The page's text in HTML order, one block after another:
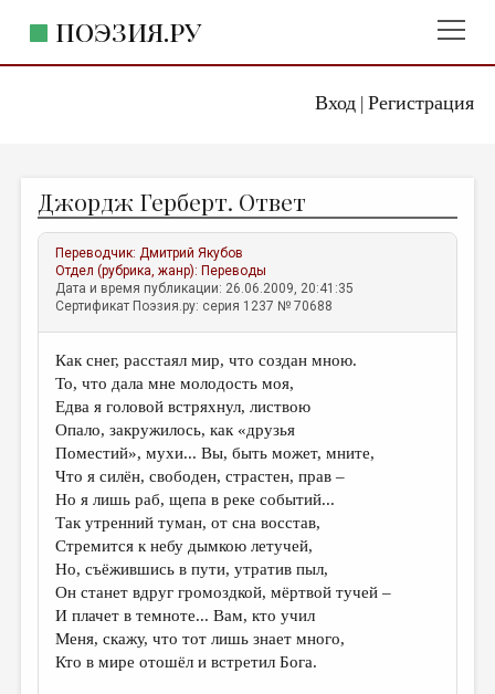
Вход| Регистрация
ПОЭЗИЯ.РУ
ЖАНРЫ
АВТОРЫ
КОММЕНТАРИИ
ЛИТСАЛОН
НОВОСТИ
ПРАВИЛА САЙТА
ОТДЕЛЫ И РУБРИКИ
ИЗБРАННОЕ
ДАЙДЖЕСТ
ПРОИЗВЕДЕНИЯ
ПЕРЕВОДЫ
КОНКУРСЫ
Джордж Герберт. Ответ
Переводчик:Дмитрий Якубов
Отдел (рубрика, жанр): Переводы
Дата и время публикации: 26.06.2009, 20:41:35
Сертификат Поэзия.ру: серия 1237 № 70688
Как снег, расстаял мир, что создан мною.
То, что дала мне молодость моя,
Едва я головой встряхнул, листвою
Опало, закружилось, как «друзья
Поместий», мухи... Вы, быть может, мните,
Что я силён, свободен, страстен, прав –
Но я лишь раб, щепа в реке событий...
Так утренний туман, от сна восстав,
Стремится к небу дымкою летучей,
Но, съёжившись в пути, утратив пыл,
Он станет вдруг громоздкой, мёртвой тучей –
И плачет в темноте... Вам, кто учил
Меня, скажу, что тот лишь знает много,
Кто в мире отошёл и встретил Бога.